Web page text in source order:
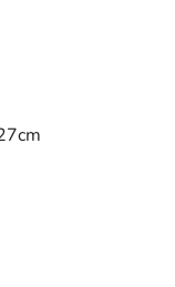
36 x 27cm